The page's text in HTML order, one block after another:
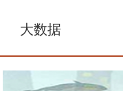
大数据